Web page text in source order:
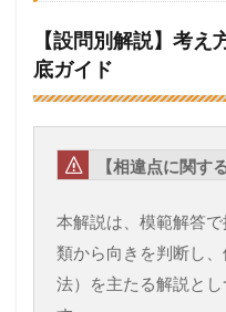
【設問別解説】考
底ガイド
【相違点に関す
本解説は、模範解答
類から向きを判断し
法）を主たる解説と